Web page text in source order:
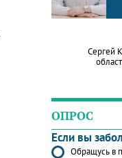
Сергей
ОПРОС
Если вы
Обращусь в